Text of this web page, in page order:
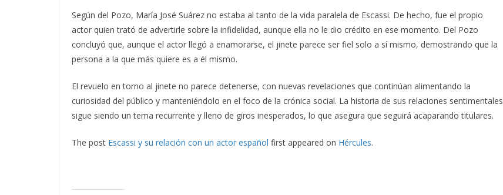
Según del Pozo, María José Suárez no estaba al tanto de la vida paralela de Escassi. De hecho, fue el propio
actor quien trató de advertirle sobre la infidelidad, aunque ella no le dio crédito en ese momento. Del Pozo
concluyó que, aunque el actor llegó a enamorarse, el jinete parece ser fiel solo a sí mismo, demostrando que la
persona a la que más quiere es a él mismo.
El revuelo en torno al jinete no parece detenerse, con nuevas revelaciones que continúan alimentando la
curiosidad del público y manteniéndolo en el foco de la crónica social. La historia de sus relaciones sentimentales
sigue siendo un tema recurrente y lleno de giros inesperados, lo que asegura que seguirá acaparando titulares.
The post Escassi y su relación con un actor español first appeared on Hércules.